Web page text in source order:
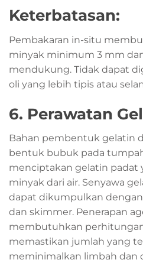
Keterbatasan:
Pembakaran in-situ
minyak minimum 3 mm
mendukung. Tidak dapat
oli yang lebih tipis atau
6. Perawatan
Bahan pembentuk gelatin
bentuk bubuk pada
menciptakan gelatin padat
minyak dari air. Senyawa
dapat dikumpulkan
dan skimmer. Penerapan
membutuhkan
memastikan jumlah yang
meminimalkan limbah dan